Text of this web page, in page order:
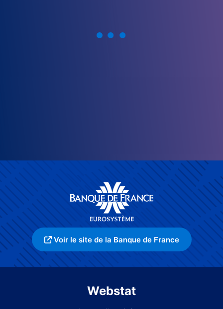
Voir le site de la Banque de France
Webstat